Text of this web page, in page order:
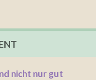
nicht nur gut